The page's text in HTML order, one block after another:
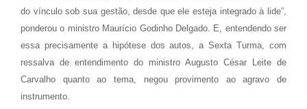
do vínculo sob sua gestão, desde que ele esteja integrado à lide”,
ponderou o ministro Maurício Godinho Delgado. E, entendendo ser
essa precisamente a hipótese dos autos, a Sexta Turma, com
ressalva de entendimento do ministro Augusto César Leite de
Carvalho quanto ao tema, negou provimento ao agravo de
instrumento.